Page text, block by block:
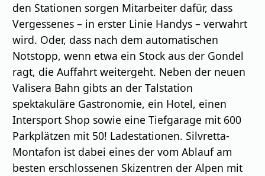
den Stationen sorgen Mitarbeiter dafür, dass
Vergessenes – in erster Linie Handys – verwahrt
wird. Oder, dass nach dem automatischen
Notstopp, wenn etwa ein Stock aus der Gondel
ragt, die Auffahrt weitergeht. Neben der neuen
Valisera Bahn gibts an der Talstation
spektakuläre Gastronomie, ein Hotel, einen
Intersport Shop sowie eine Tiefgarage mit 600
Parkplätzen mit 50! Ladestationen. Silvretta-
Montafon ist dabei eines der vom Ablauf am
besten erschlossenen Skizentren der Alpen mit